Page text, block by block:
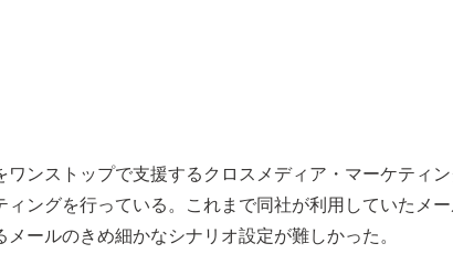
ンストップで支援するクロスメディア・マーケティ
ングを行っている。これまで同社が利用していたメ
ールのきめ細かなシナリオ設定が難しかった。